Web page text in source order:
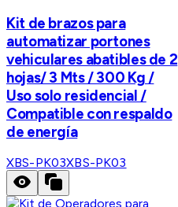
Kit de brazos para
automatizar portones
vehiculares abatibles de 2
hojas/ 3 Mts / 300 Kg /
Uso solo residencial /
Compatible con respaldo
de energía
XBS-PK03XBS-PK03